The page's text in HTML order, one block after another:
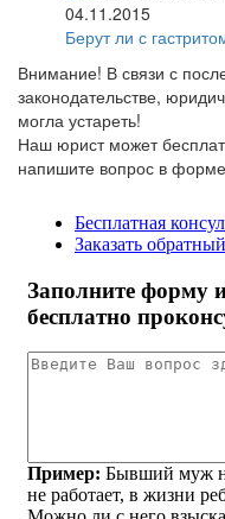
04.11.2015
Берут ли с
Внимание! В связи с
законодательстве,
могла устареть!
Наш юрист может
напишите вопрос в